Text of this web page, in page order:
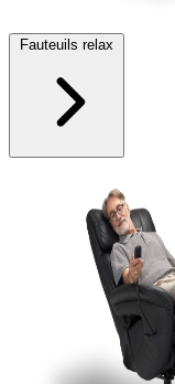
Fauteuils relax